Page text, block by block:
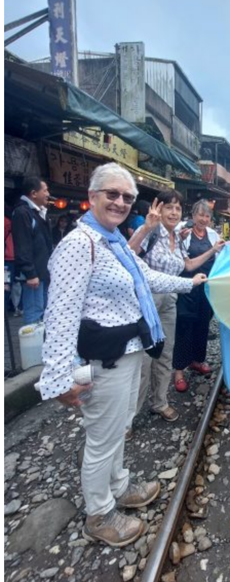
À propos
Notre agence
Notre agence à Taïwan
Le réseau Asian Roads
Les avis des voyageurs sur Taïwan
Préparer votre séjour
Nos hôtels partenaires
Avant de partir à Taïwan
L’Histoire de Taïwan
La météo et le climat à Taïwan
Se déplacer à Taïwan
Guide de traduction en mandarin
La gastronomie taïwanaise
Fêtes traditionnelles
Demande d’info
09 83 40 65 79